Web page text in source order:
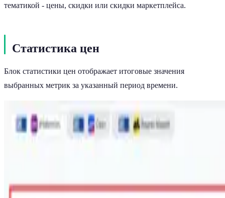
тематикой - цены, скидки или скидки маркетплейса.
Статистика цен
Блок статистики цен отображает итоговые значения
выбранных метрик за указанный период времени.